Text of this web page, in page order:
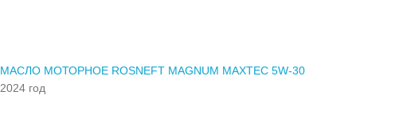
МАСЛО МОТОРНОЕ ROSNEFT MAGNUM MAXTEC 5W-30
2024 год